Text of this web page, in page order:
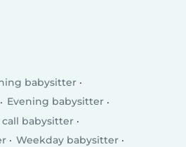
babysitter
Evening babysitter
call babysitter
Weekday babysitter